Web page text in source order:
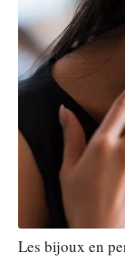
Les bijoux en